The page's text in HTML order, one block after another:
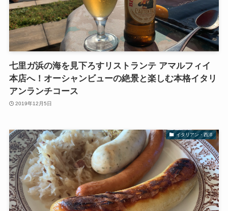
七里ガ浜の海を見下ろすリストランテ アマルフィイ
本店へ！オーシャンビューの絶景と楽しむ本格イタリ
アンランチコース
2019年12月5日
イタリアン・西洋